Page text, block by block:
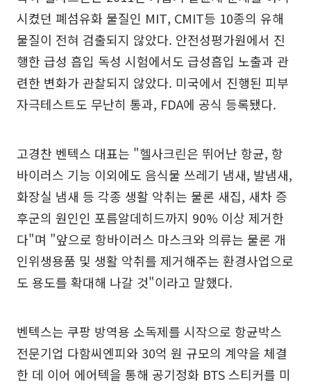
시켰던 폐섬유화 물질인 MIT, CMIT등 10종의 유해
물질이 전혀 검출되지 않았다. 안전성평가원에서 진
행한 급성 흡입 독성 시험에서도 급성흡입 노출과 관
련한 변화가 관찰되지 않았다. 미국에서 진행된 피부
자극테스트도 무난히 통과, FDA에 공식 등록됐다.
고경찬 벤텍스 대표는 "헬사크린은 뛰어난 항균, 항
바이러스 기능 이외에도 음식물 쓰레기 냄새, 발냄새,
화장실 냄새 등 각종 생활 악취는 물론 새집, 새차 증
후군의 원인인 포름알데히드까지 90% 이상 제거한
다"며 "앞으로 항바이러스 마스크와 의류는 물론 개
인위생용품 및 생활 악취를 제거해주는 환경사업으로
도 용도를 확대해 나갈 것"이라고 말했다.
벤텍스는 쿠팡 방역용 소독제를 시작으로 항균박스
전문기업 다함씨엔피와 30억 원 규모의 계약을 체결
한 데 이어 에어텍을 통해 공기정화 BTS 스티커를 미